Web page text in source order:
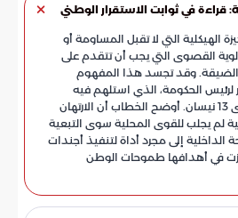
قراءة في ثوابت الاستقرار الوطني
الهيكلية التي لا تقبل المساومة أو
القصوى التي يجب أن تتقدم على
الضيقة. وقد تجسد هذا المفهوم
الحكومة، الذي استلهم فيه
الدروس القاسية من ذكرى 13 نيسان. أوضح الخطاب أن الارتهان
لم يجلب للقوى المحلية سوى التبعية
الداخلية إلى مجرد أداة لتنفيذ أجندات
في أهدافها طموحات الوطن